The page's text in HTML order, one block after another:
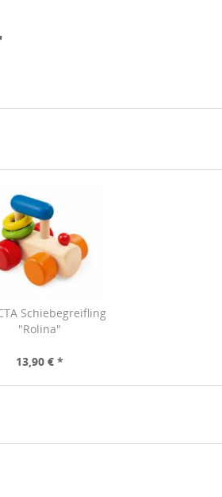
Schiebegreifling
"Rolina"
13,90 € *